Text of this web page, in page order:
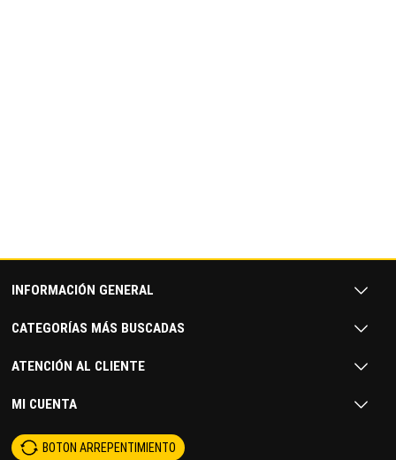
INFORMACIÓN GENERAL
CATEGORÍAS MÁS BUSCADAS
ATENCIÓN AL CLIENTE
MI CUENTA
BOTON ARREPENTIMIENTO